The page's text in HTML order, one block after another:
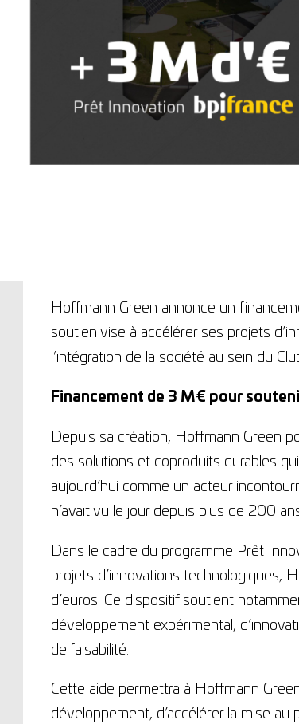
Hoffmann Green annonce un
soutien vise à accélérer ses projets
l’intégration de la société au sein du
Financement de 3 M€ pour
Depuis sa création, Hoffmann Green
des solutions et coproduits durables
aujourd’hui comme un acteur
n’avait vu le jour depuis plus de 200
Dans le cadre du programme Prêt
projets d’innovations technologiques,
d’euros. Ce dispositif soutient
développement expérimental,
de faisabilité.
Cette aide permettra à Hoffmann
développement, d’accélérer la mise